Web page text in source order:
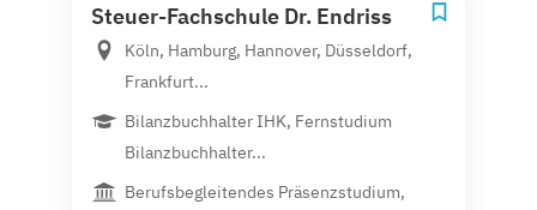
Steuer-Fachschule Dr. Endriss
Köln, Hamburg, Hannover, Düsseldorf,
Frankfurt...
Bilanzbuchhalter IHK, Fernstudium
Bilanzbuchhalter...
Berufsbegleitendes Präsenzstudium,